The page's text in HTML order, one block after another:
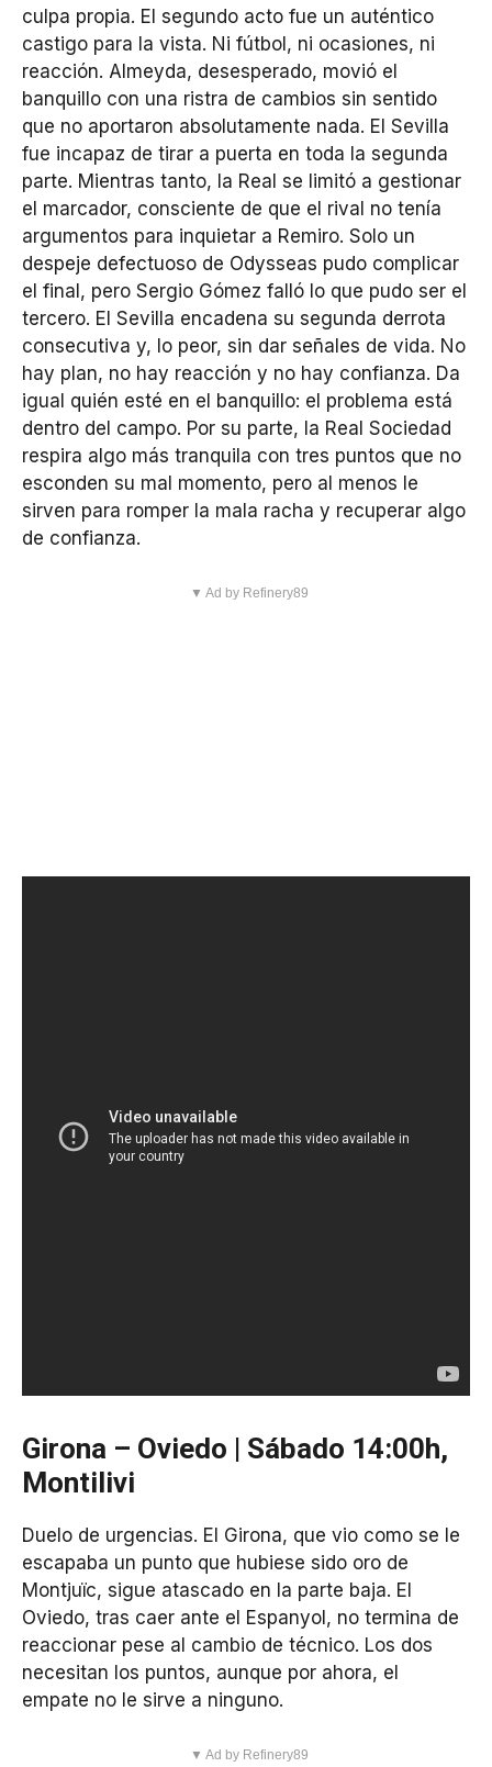
culpa propia. El segundo acto fue un auténtico
castigo para la vista. Ni fútbol, ni ocasiones, ni
reacción. Almeyda, desesperado, movió el
banquillo con una ristra de cambios sin sentido
que no aportaron absolutamente nada. El Sevilla
fue incapaz de tirar a puerta en toda la segunda
parte. Mientras tanto, la Real se limitó a gestionar
el marcador, consciente de que el rival no tenía
argumentos para inquietar a Remiro. Solo un
despeje defectuoso de Odysseas pudo complicar
el final, pero Sergio Gómez falló lo que pudo ser el
tercero. El Sevilla encadena su segunda derrota
consecutiva y, lo peor, sin dar señales de vida. No
hay plan, no hay reacción y no hay confianza. Da
igual quién esté en el banquillo: el problema está
dentro del campo. Por su parte, la Real Sociedad
respira algo más tranquila con tres puntos que no
esconden su mal momento, pero al menos le
sirven para romper la mala racha y recuperar algo
de confianza.
▼ Ad by Refinery89
Girona – Oviedo | Sábado 14:00h,
Montilivi
Duelo de urgencias. El Girona, que vio como se le
escapaba un punto que hubiese sido oro de
Montjuïc, sigue atascado en la parte baja. El
Oviedo, tras caer ante el Espanyol, no termina de
reaccionar pese al cambio de técnico. Los dos
necesitan los puntos, aunque por ahora, el
empate no le sirve a ninguno.
▼ Ad by Refinery89